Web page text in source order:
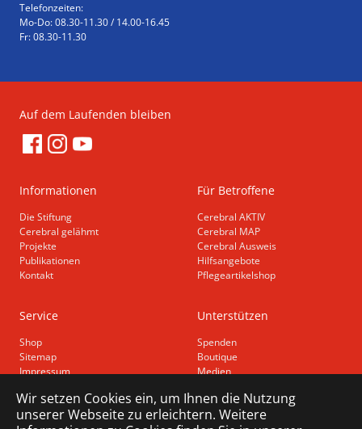
Wir setzen Cookies ein, um Ihnen die Nutzung
unserer Webseite zu erleichtern. Weitere
Telefonzeiten:
Mo-Do: 08.30-11.30 / 14.00-16.45
Fr: 08.30-11.30
Auf dem Laufenden bleiben
Informationen
Die Stiftung
Cerebral gelähmt
Projekte
Publikationen
Kontakt
Für Betroffene
Cerebral AKTIV
Cerebral MAP
Cerebral Ausweis
Hilfsangebote
Pflegeartikelshop
Service
Shop
Sitemap
Impressum
Barrierefreiheit
Unterstützen
Spenden
Boutique
Medien